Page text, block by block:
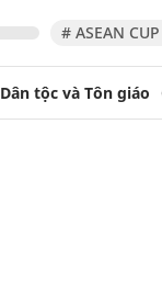
# ASEAN
Dân tộc và Tôn giáo